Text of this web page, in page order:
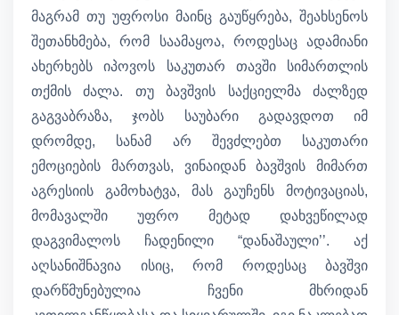
მაგრამ თუ უფროსი მაინც გაუწყრება, შეახსენოს
შეთანხმება, რომ საამაყოა, როდესაც ადამიანი
ახერხებს იპოვოს საკუთარ თავში სიმართლის
თქმის ძალა. თუ ბავშვის საქციელმა ძალზედ
გაგვაბრაზა, ჯობს საუბარი გადავდოთ იმ
დრომდე, სანამ არ შევძლებთ საკუთარი
ემოციების მართვას, ვინაიდან ბავშვის მიმართ
აგრესიის გამოხატვა, მას გაუჩენს მოტივაციას,
მომავალში უფრო მეტად დახვეწილად
დაგვიმალოს ჩადენილი “დანაშაული’’. აქ
აღსანიშნავია ისიც, რომ როდესაც ბავშვი
დარწმუნებულია ჩვენი მხრიდან